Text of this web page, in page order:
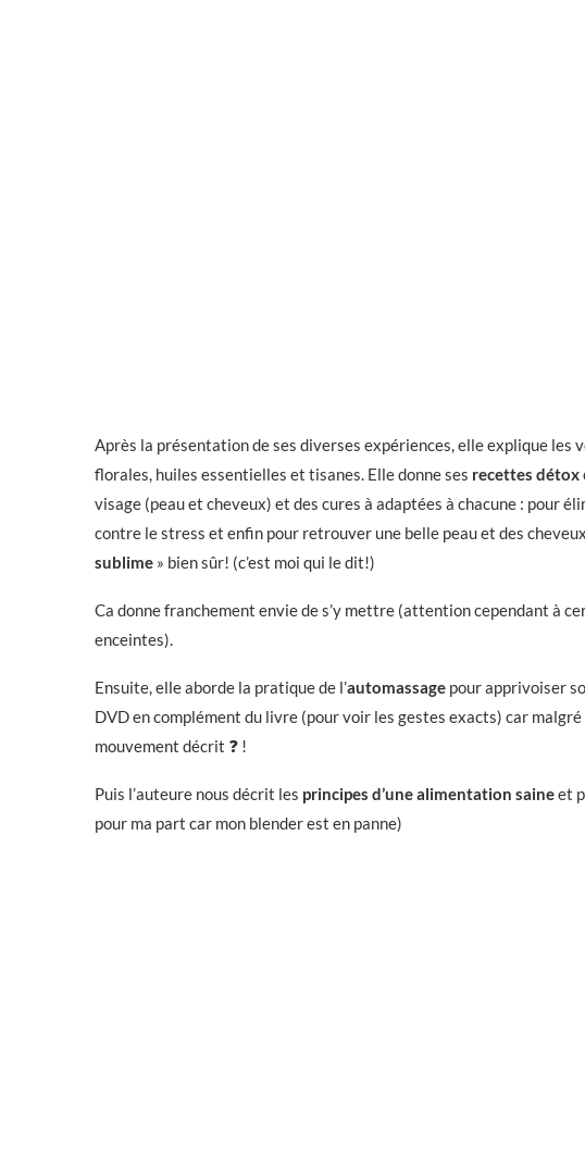
Après la présentation de ses diverses expériences, elle explique les
florales, huiles essentielles et tisanes. Elle donne ses recettes détox
visage (peau et cheveux) et des cures à adaptées à chacune : pour
contre le stress et enfin pour retrouver une belle peau et des
sublime » bien sûr! (c’est moi qui le dit!)
Ca donne franchement envie de s’y mettre (attention cependant à
enceintes).
Ensuite, elle aborde la pratique de l’automassage pour apprivoiser
DVD en complément du livre (pour voir les gestes exacts) car
mouvement décrit ❓ !
Puis l’auteure nous décrit les principes d’une alimentation saineet
pour ma part car mon blender est en panne)